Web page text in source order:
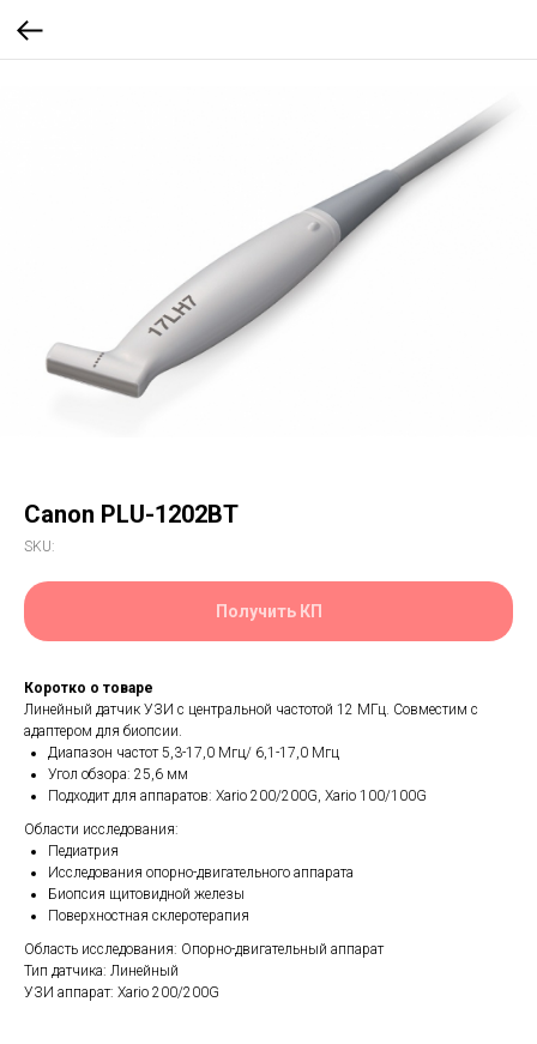
Canon PLU-1202BT
SKU:
Получить КП
Коротко о товаре
Линейный датчик УЗИ с центральной частотой 12 МГц. Совместим с
адаптером для биопсии.
Диапазон частот 5,3-17,0 Мгц/ 6,1-17,0 Мгц
Угол обзора: 25,6 мм
Подходит для аппаратов: Xario 200/200G, Xario 100/100G
Области исследования:
Педиатрия
Исследования опорно-двигательного аппарата
Биопсия щитовидной железы
Поверхностная склеротерапия
Область исследования: Опорно-двигательный аппарат
Тип датчика: Линейный
УЗИ аппарат: Xario 200/200G